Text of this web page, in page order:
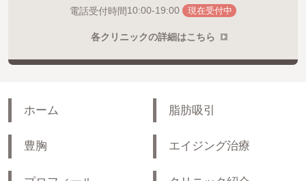
電話受付時間10:00-19:00 現在受付中
各クリニックの詳細はこちら
ホーム 脂肪吸引
豊胸 エイジング治療